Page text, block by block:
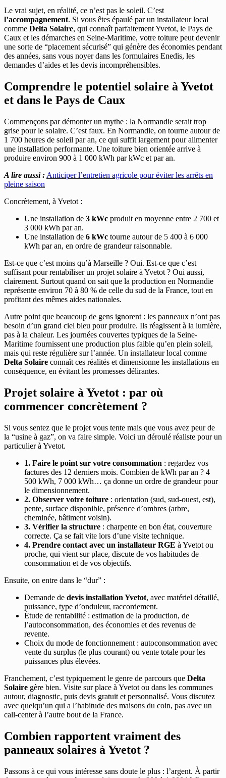
Le vrai sujet, en réalité, ce n’est pas le soleil. C’est
l’accompagnement. Si vous êtes épaulé par un installateur local
comme Delta Solaire, qui connaît parfaitement Yvetot, le Pays de
Caux et les démarches en Seine-Maritime, votre toiture peut devenir
une sorte de “placement sécurisé” qui génère des économies pendant
des années, sans vous noyer dans les formulaires Enedis, les
demandes d’aides et les devis incompréhensibles.
Comprendre le potentiel solaire à Yvetot
et dans le Pays de Caux
Commençons par démonter un mythe : la Normandie serait trop
grise pour le solaire. C’est faux. En Normandie, on tourne autour de
1 700 heures de soleil par an, ce qui suffit largement pour alimenter
une installation performante. Une toiture bien orientée arrive à
produire environ 900 à 1 000 kWh par kWc et par an.
A lire aussi : Anticiper l’entretien agricole pour éviter les arrêts en
pleine saison
Concrètement, à Yvetot :
Une installation de 3 kWc produit en moyenne entre 2 700 et
3 000 kWh par an.
Une installation de 6 kWc tourne autour de 5 400 à 6 000
kWh par an, en ordre de grandeur raisonnable.
Est-ce que c’est moins qu’à Marseille ? Oui. Est-ce que c’est
suffisant pour rentabiliser un projet solaire à Yvetot ? Oui aussi,
clairement. Surtout quand on sait que la production en Normandie
représente environ 70 à 80 % de celle du sud de la France, tout en
profitant des mêmes aides nationales.
Autre point que beaucoup de gens ignorent : les panneaux n’ont pas
besoin d’un grand ciel bleu pour produire. Ils réagissent à la lumière,
pas à la chaleur. Les journées couvertes typiques de la Seine-
Maritime fournissent une production plus faible qu’en plein soleil,
mais qui reste régulière sur l’année. Un installateur local comme
Delta Solaire connaît ces réalités et dimensionne les installations en
conséquence, en évitant les promesses délirantes.
Projet solaire à Yvetot : par où
commencer concrètement ?
Si vous sentez que le projet vous tente mais que vous avez peur de
la “usine à gaz”, on va faire simple. Voici un déroulé réaliste pour un
particulier à Yvetot.
1. Faire le point sur votre consommation : regardez vos
factures des 12 derniers mois. Combien de kWh par an ? 4
500 kWh, 7 000 kWh… ça donne un ordre de grandeur pour
le dimensionnement.
2. Observer votre toiture : orientation (sud, sud-ouest, est),
pente, surface disponible, présence d’ombres (arbre,
cheminée, bâtiment voisin).
3. Vérifier la structure : charpente en bon état, couverture
correcte. Ça se fait vite lors d’une visite technique.
4. Prendre contact avec un installateur RGE à Yvetot ou
proche, qui vient sur place, discute de vos habitudes de
consommation et de vos objectifs.
Ensuite, on entre dans le “dur” :
Demande de devis installation Yvetot, avec matériel détaillé,
puissance, type d’onduleur, raccordement.
Étude de rentabilité : estimation de la production, de
l’autoconsommation, des économies et des revenus de
revente.
Choix du mode de fonctionnement : autoconsommation avec
vente du surplus (le plus courant) ou vente totale pour les
puissances plus élevées.
Franchement, c’est typiquement le genre de parcours que Delta
Solaire gère bien. Visite sur place à Yvetot ou dans les communes
autour, diagnostic, puis devis gratuit et personnalisé. Vous discutez
avec quelqu’un qui a l’habitude des maisons du coin, pas avec un
call-center à l’autre bout de la France.
Combien rapportent vraiment des
panneaux solaires à Yvetot ?
Passons à ce qui vous intéresse sans doute le plus : l’argent. À partir